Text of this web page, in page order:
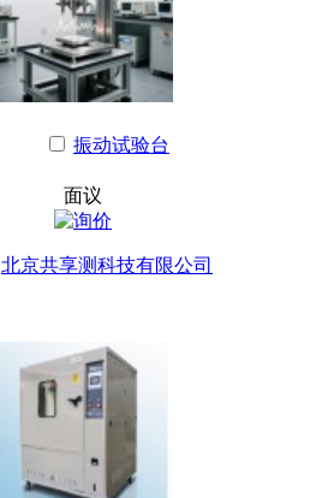
振动试验台
面议
北京共享测科技有限公司